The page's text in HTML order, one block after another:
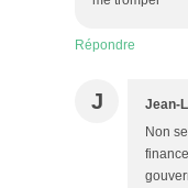
Répondre
J Jean-
Non